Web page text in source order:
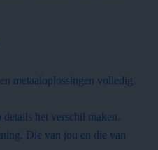
metaaloplossingen volledig
details het verschil maken.
Die van jou en die van